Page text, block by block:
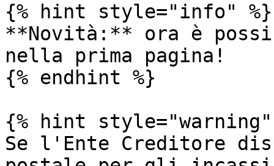
{% hint style="info" %}
**Novità:** ora è
nella prima pagina!
{% endhint %}
{% hint style="warning"
Se l'Ente Creditore